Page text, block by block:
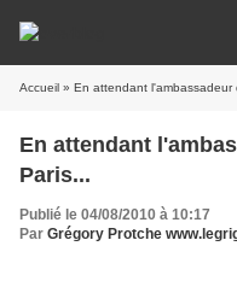
Accueil » En attendant l'ambassadeur
En attendant
Paris...
Publié le 04/08/2010 à 10:17
Par Grégory Protche